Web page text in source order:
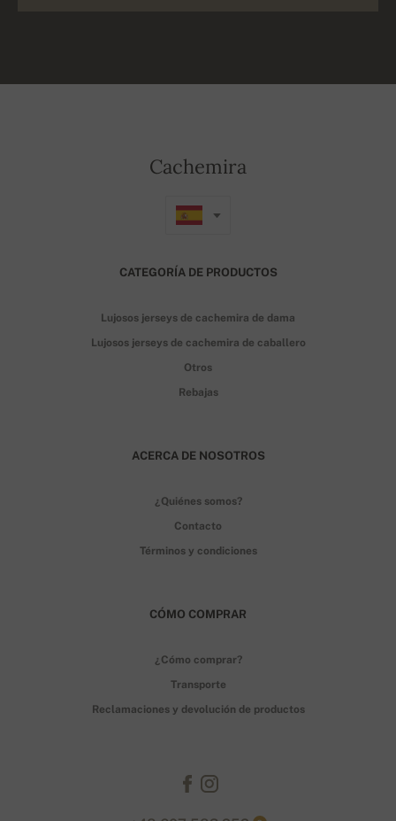
Cachemira
CATEGORÍA DE PRODUCTOS
Lujosos jerseys de cachemira de dama
Lujosos jerseys de cachemira de caballero
Otros
Rebajas
ACERCA DE NOSOTROS
¿Quiénes somos?
Contacto
Términos y condiciones
CÓMO COMPRAR
¿Cómo comprar?
Transporte
Reclamaciones y devolución de productos